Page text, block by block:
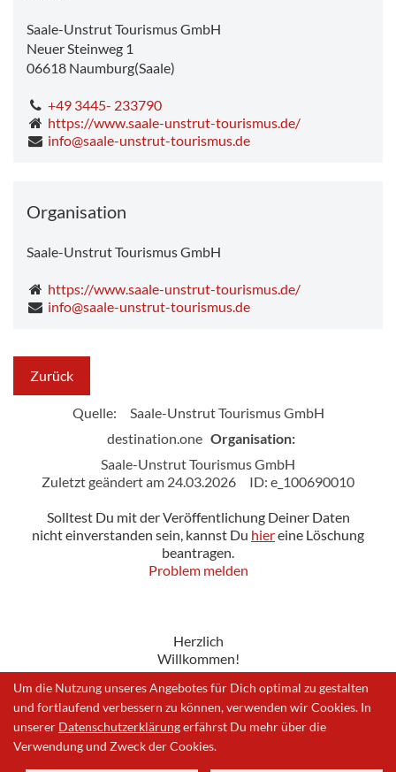
Saale-Unstrut Tourismus GmbH
Neuer Steinweg 1
06618 Naumburg(Saale)
+49 3445- 233790
https://www.saale-unstrut-tourismus.de/
info@saale-unstrut-tourismus.de
Organisation
Saale-Unstrut Tourismus GmbH
https://www.saale-unstrut-tourismus.de/
info@saale-unstrut-tourismus.de
Zurück
Quelle:
Saale-Unstrut Tourismus GmbH
destination.one Organisation:
Saale-Unstrut Tourismus GmbH
Zuletzt geändert am 24.03.2026
ID: e_100690010
Solltest Du mit der Veröffentlichung Deiner Daten
nicht einverstanden sein, kannst Du hiereine Löschung
beantragen.
Problem melden
Herzlich
Willkommen!
Impressum|Datenschutzerklärung |Problem melden
Um die Nutzung unseres Angebotes für Dich optimal zu gestalten
und fortlaufend verbessern zu können, verwenden wir Cookies. In
unserer Datenschutzerklärungerfährst Du mehr über die
Verwendung und Zweck der Cookies.